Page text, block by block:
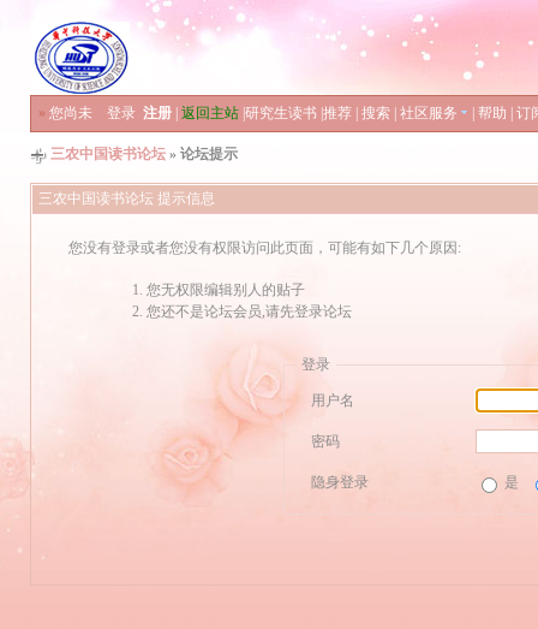
» 您尚未 登录 注册 返回主站 研究生读书 推荐 搜索 社区服务 帮助 订
三农中国读书论坛 » 论坛提示
三农中国读书论坛 提示信息
您没有登录或者您没有权限访问此页面，可能有如下几个原因:
您无权限编辑别人的贴子
您还不是论坛会员,请先登录论坛
登录
用户名
密码
隐身登录 是